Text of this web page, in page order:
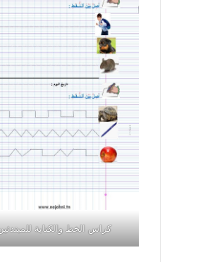
كراس الخط والكتابة